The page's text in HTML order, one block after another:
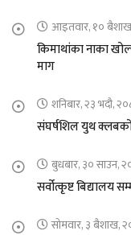
आइतवार, १०
किमाथांका नाका
माग
शनिबार, २३ भदौ,
संघर्षशिल युथ क्लबको
बुधबार, ३० साउन,
सर्वोत्कृष्ट बिद्यालय
सोमवार, ३ बैशाख,